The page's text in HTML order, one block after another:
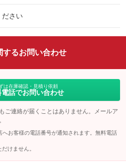
ださい
するお問い合わせ
は在庫確認・見積り依頼
電話でお問い合わせ
ご連絡が届くことはありません。メールア
お客様の電話番号が通知されます。無料電話
けません。